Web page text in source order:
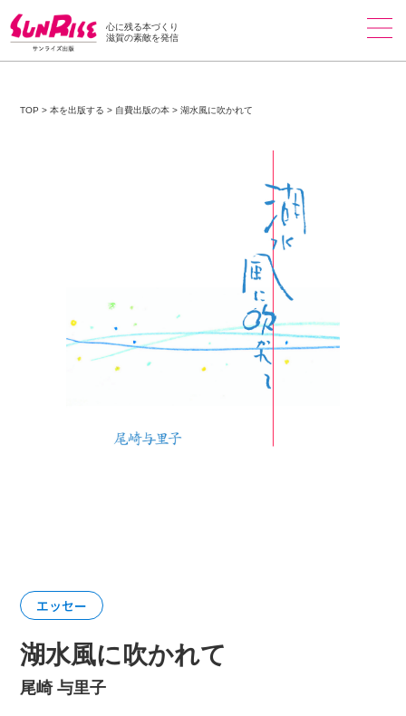
心に残る本づくり
滋賀の素敵を発信
TOP >本を出版する > 自費出版の本 >湖水風に吹かれて
エッセー
湖水風に吹かれて
尾崎 与里子